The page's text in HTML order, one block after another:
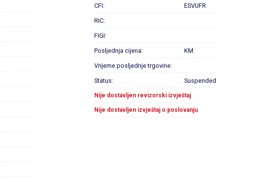
CFI: ESVUFR
RIC:
FIGI:
Posljednja cijena: KM
Vrijeme posljednje trgovine:
Status: Suspended
Nije dostavljen revizorski izvještaj
Nije dostavljen izvještaj o poslovanju